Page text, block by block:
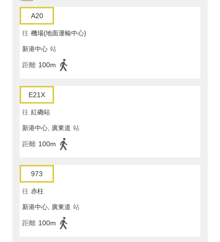
A20
往 機場(地面運輸中心)
新港中心 站
距離 100m
E21X
往 紅磡站
新港中心, 廣東道 站
距離 100m
973
往 赤柱
新港中心, 廣東道 站
距離 100m